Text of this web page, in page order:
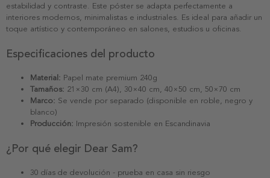
estabilidad y contraste. Este póster se adapta perfectamente a
interiores modernos, minimalistas e industriales. Es ideal para añadir un
toque artístico y contemporáneo en salones, estudios u oficinas.
Especificaciones del producto
Material: Papel mate premium 240g
Tamaños: 21×30 cm (A4), 30×40 cm, 40×50 cm, 50×70 cm
Marco: Se vende por separado (disponible en roble, negro y
blanco)
Producción: Impresión sostenible en Escandinavia
¿Por qué elegir Dear Sam?
30 días de devolución - prueba en casa sin riesgo